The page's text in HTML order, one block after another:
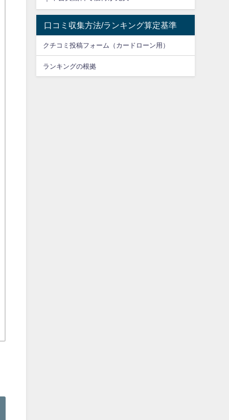
口コミ収集方法/ランキング算定基準
クチコミ投稿フォーム（カードローン用）
ランキングの根拠